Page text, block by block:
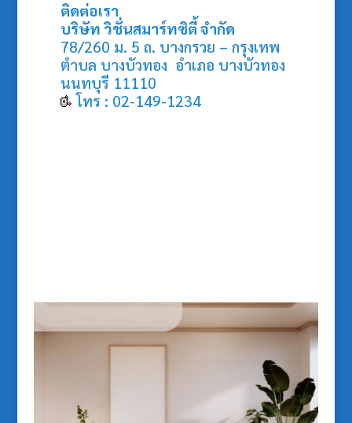
ติดต่อเรา
บริษัท วิชั่นสมาร์ทซิตี้ จำกัด
78/260 ม. 5 ถ. บางกรวย – กรุงเทพ
ตำบล บางบัวทอง อำเภอ บางบัวทอง
นนทบุรี 11110
โทร : 02-149-1234